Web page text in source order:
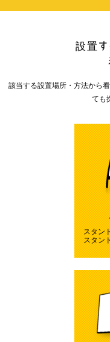
設置す
該当する設置場所・方法から
ても
スタン
スタン